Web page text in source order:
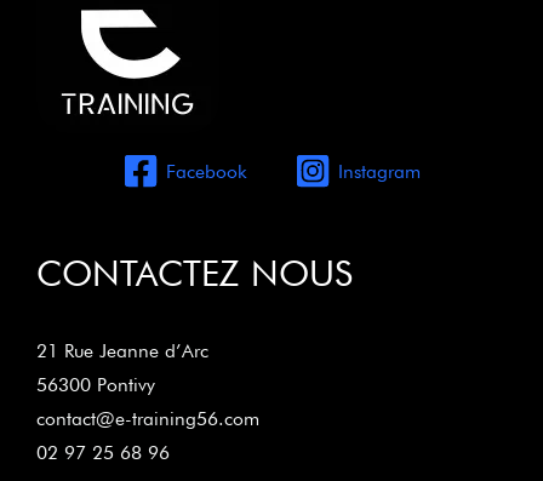
Facebook Instagram
CONTACTEZ NOUS
21 Rue Jeanne d’Arc
56300 Pontivy
contact@e-training56.com
02 97 25 68 96